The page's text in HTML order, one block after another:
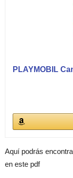
PLAYMOBIL
Aquí podrás
en este pdf